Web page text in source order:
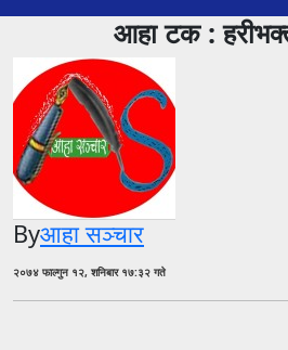
आहा टक :
Byआहा सञ्चार
२०७४ फाल्गुन १२, शनिबार १७:३२ गते